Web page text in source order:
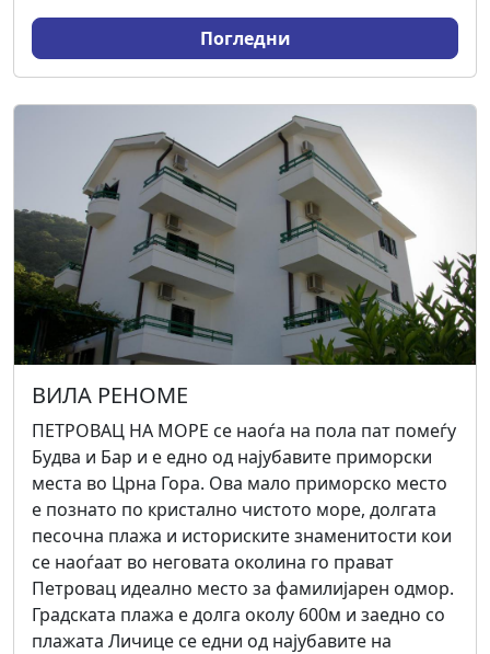
Погледни
ВИЛА РЕНОМЕ
ПЕТРОВАЦ НА МОРЕ се наоѓа на пола пат помеѓу
Будва и Бар и е едно од најубавите приморски
места во Црна Гора. Ова мало приморско место
е познато по кристално чистото море, долгата
песочна плажа и историските знаменитости кои
се наоѓаат во неговата околина го прават
Петровац идеално место за фамилијарен одмор.
Градската плажа е долга околу 600м и заедно со
плажата Личице се едни од најубавите на